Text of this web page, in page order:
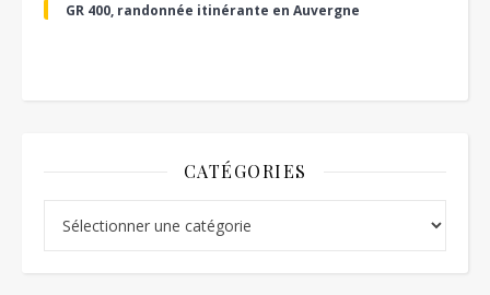
GR 400, randonnée itinérante en Auvergne
CATÉGORIES